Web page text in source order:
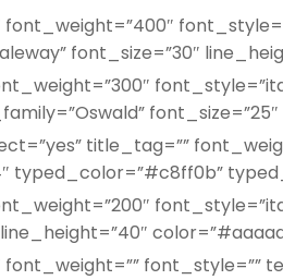
font_size=”30″
title_tag=””
typed_color=”#c8ff0b”
font_style=””